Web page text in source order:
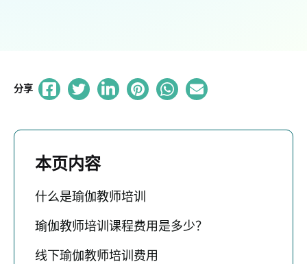
分享
本页内容
什么是瑜伽教师培训
瑜伽教师培训课程费用是多少？
线下瑜伽教师培训费用